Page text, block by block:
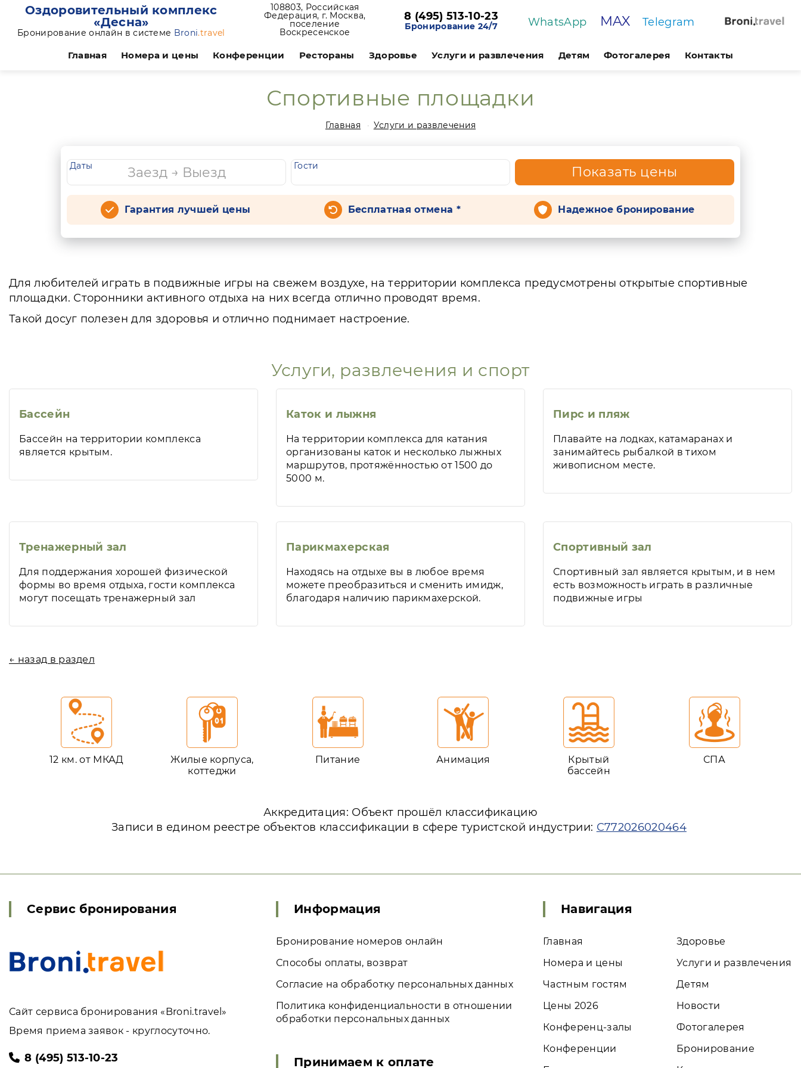
Оздоровительный комплекс
«Десна»
Бронирование онлайн в системе Broni.travel
108803, Российская
Федерация, г. Москва,
поселение
Воскресенское
8 (495) 513-10-23
Бронирование 24/7 WhatsApp MAX Telegram
Главная Номера и цены Конференции Рестораны Здоровье Услуги и развлечения Детям Фотогалерея Контакты
Спортивные площадки
Главная Услуги и развлечения
Даты Гости Показать цены
Гарантия лучшей цены Бесплатная отмена * Надежное бронирование
Для любителей играть в подвижные игры на свежем воздухе, на территории комплекса предусмотрены открытые спортивные
площадки. Сторонники активного отдыха на них всегда отлично проводят время.
Такой досуг полезен для здоровья и отлично поднимает настроение.
Услуги, развлечения и спорт
Бассейн
Бассейн на территории комплекса
является крытым.
Каток и лыжня
На территории комплекса для катания
организованы каток и несколько лыжных
маршрутов, протяжённостью от 1500 до
5000 м.
Пирс и пляж
Плавайте на лодках, катамаранах и
занимайтесь рыбалкой в тихом
живописном месте.
Тренажерный зал
Для поддержания хорошей физической
формы во время отдыха, гости комплекса
могут посещать тренажерный зал
Парикмахерская
Находясь на отдыхе вы в любое время
можете преобразиться и сменить имидж,
благодаря наличию парикмахерской.
Спортивный зал
Спортивный зал является крытым, и в нем
есть возможность играть в различные
подвижные игры
← назад в раздел
12 км. от МКАД
Жилые корпуса,
коттеджи
Питание Анимация
Крытый
бассейн
СПА
Аккредитация: Объект прошёл классификацию
Записи в едином реестре объектов классификации в сфере туристской индустрии: С772026020464
Сервис бронирования
Сайт сервиса бронирования «Broni.travel»
Время приема заявок - круглосуточно.
8 (495) 513-10-23
Информация
Бронирование номеров онлайн
Способы оплаты, возврат
Согласие на обработку персональных данных
Политика конфиденциальности в отношении
обработки персональных данных
Принимаем к оплате
Навигация
Главная
Номера и цены
Частным гостям
Цены 2026
Конференц-залы
Конференции
Здоровье
Услуги и развлечения
Детям
Новости
Фотогалерея
Бронирование